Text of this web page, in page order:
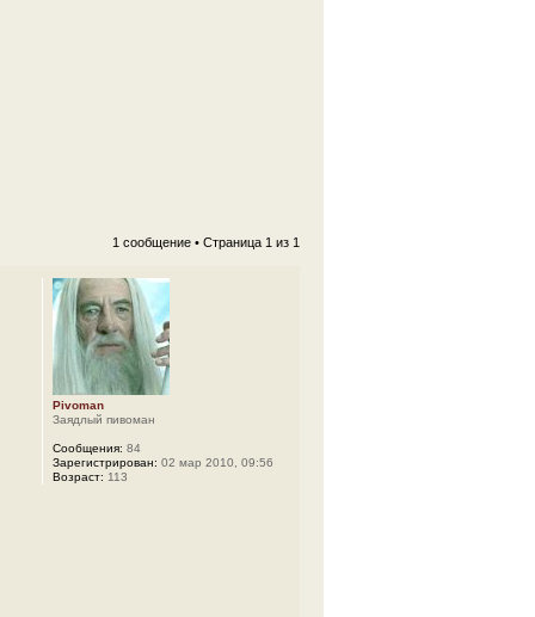
1 сообщение • Страница 1 из 1
Pivoman
Заядлый пивоман
Сообщения: 84
Зарегистрирован: 02 мар 2010, 09:56
Возраст: 113